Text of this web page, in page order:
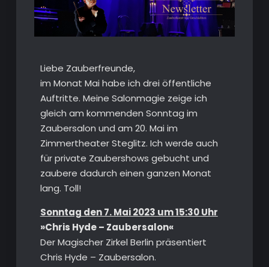
Liebe Zauberfreunde,
im Monat Mai habe ich drei öffentliche
Auftritte. Meine Salonmagie zeige ich
gleich am kommenden Sonntag im
Zaubersalon und am 20. Mai im
Zimmertheater Steglitz. Ich werde auch
für private Zaubershows gebucht und
zaubere dadurch einen ganzen Monat
lang. Toll!
Sonntag den 7. Mai 2023 um 15:30 Uhr
»Chris Hyde – Zaubersalon«
Der Magischer Zirkel Berlin präsentiert
Chris Hyde – Zaubersalon.